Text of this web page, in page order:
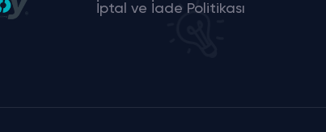
İptal ve İade Politikası